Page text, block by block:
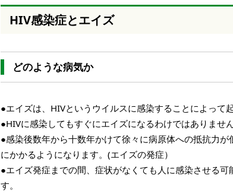
て
移
し
す
HIV感染症とエイズ
どのような病気か
●エイズは、HIVというウイルスに感染することによって
●HIVに感染してもすぐにエイズになるわけではありません
●感染後数年から十数年かけて徐々に病原体への抵抗力
にかかるようになります。(エイズの発症）
●エイズ発症までの間、症状がなくても人に感染させる
す。